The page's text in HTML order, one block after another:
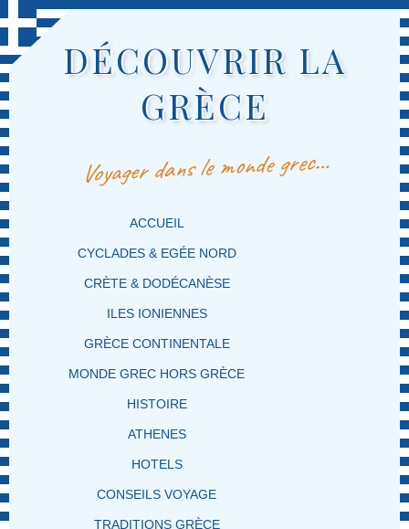
DÉCOUVRIR LA
GRÈCE
Voyager dans le monde grec…
MENU PRINCIPAL
MASQUER LA NAVIGATION PRINCIPALE
MASQUER LA NAVIGATION SECONDAIRE
ACCUEIL
CYCLADES & EGÉE NORD
CRÈTE & DODÉCANÈSE
ILES IONIENNES
GRÈCE CONTINENTALE
MONDE GREC HORS GRÈCE
HISTOIRE
ATHENES
HOTELS
CONSEILS VOYAGE
TRADITIONS GRÈCE